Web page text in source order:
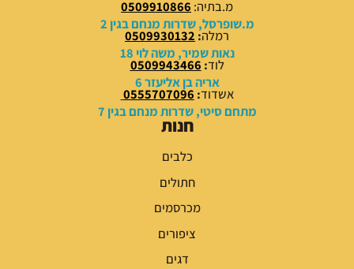
מ.בתיה: 0509910866
מ.שופרסל, שדרות מנחם בגין 2
רמלה:
0509930132
נאות שמיר, משה לוי 18
לוד:
0509943466
אריה בן אליעזר 6
אשדוד:
0555707096
מתחם סיטי, שדרות מנחם בגין 7
חנות
כלבים
חתולים
מכרסמים
ציפורים
דגים